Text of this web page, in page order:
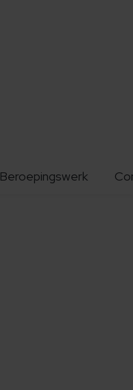
Beroepingswerk